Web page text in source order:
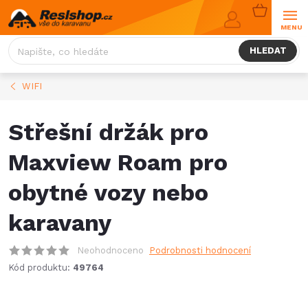
Přejít
na
obsah
HLEDAT
NÁKUPNÍ
KOŠÍK
WIFI
Střešní držák pro
Maxview Roam pro
obytné vozy nebo
karavany
Neohodnoceno
Podrobnosti hodnocení
Kód produktu: 49764